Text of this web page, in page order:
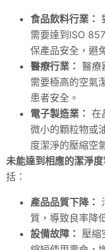
食品飲料行業：
需要達到ISO
保產品安全，避
醫療行業： 醫療
需要極高的空氣
患者安全。
電子製造業： 在
微小的顆粒物或
度潔淨的壓縮空
未能達到相應的潔淨
括：
產品品質下降：
質，導致良率降
設備故障： 壓縮